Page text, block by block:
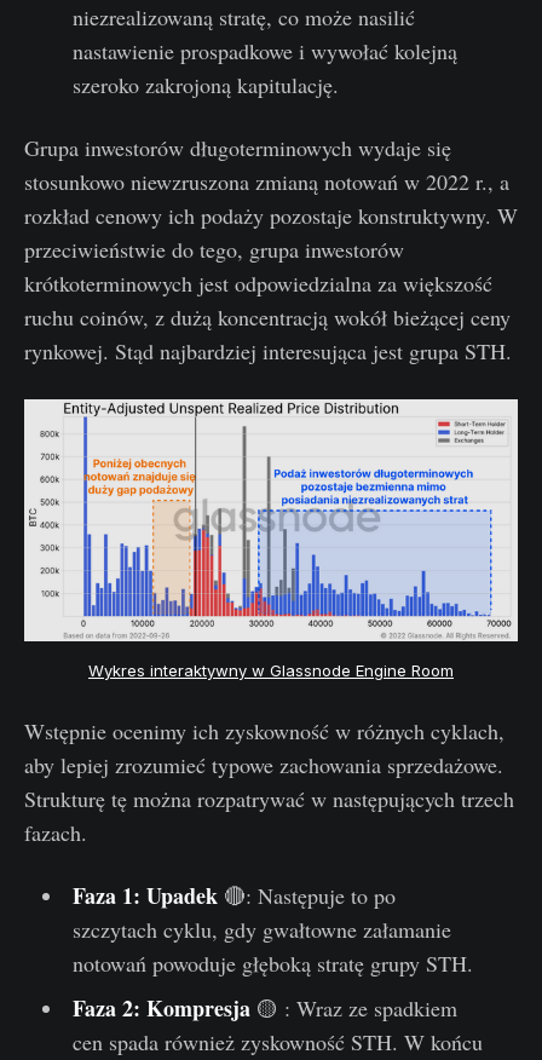
niezrealizowaną stratę, co może nasilić
nastawienie prospadkowe i wywołać kolejną
szeroko zakrojoną kapitulację.
Grupa inwestorów długoterminowych wydaje się
stosunkowo niewzruszona zmianą notowań w 2022 r., a
rozkład cenowy ich podaży pozostaje konstruktywny. W
przeciwieństwie do tego, grupa inwestorów
krótkoterminowych jest odpowiedzialna za większość
ruchu coinów, z dużą koncentracją wokół bieżącej ceny
rynkowej. Stąd najbardziej interesująca jest grupa STH.
Wykres interaktywny w Glassnode Engine Room
Wstępnie ocenimy ich zyskowność w różnych cyklach,
aby lepiej zrozumieć typowe zachowania sprzedażowe.
Strukturę tę można rozpatrywać w następujących trzech
fazach.
Faza 1: Upadek 🔴: Następuje to po
szczytach cyklu, gdy gwałtowne załamanie
notowań powoduje głęboką stratę grupy STH.
Faza 2: Kompresja 🟡 : Wraz ze spadkiem
cen spada również zyskowność STH. W końcu